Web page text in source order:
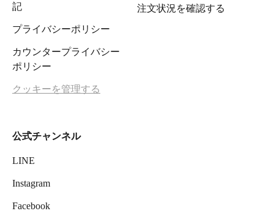
記
プライバシーポリシー
カウンタープライバシー
ポリシー
クッキーを管理する
注文状況を確認する
公式チャンネル
LINE
Instagram
Facebook